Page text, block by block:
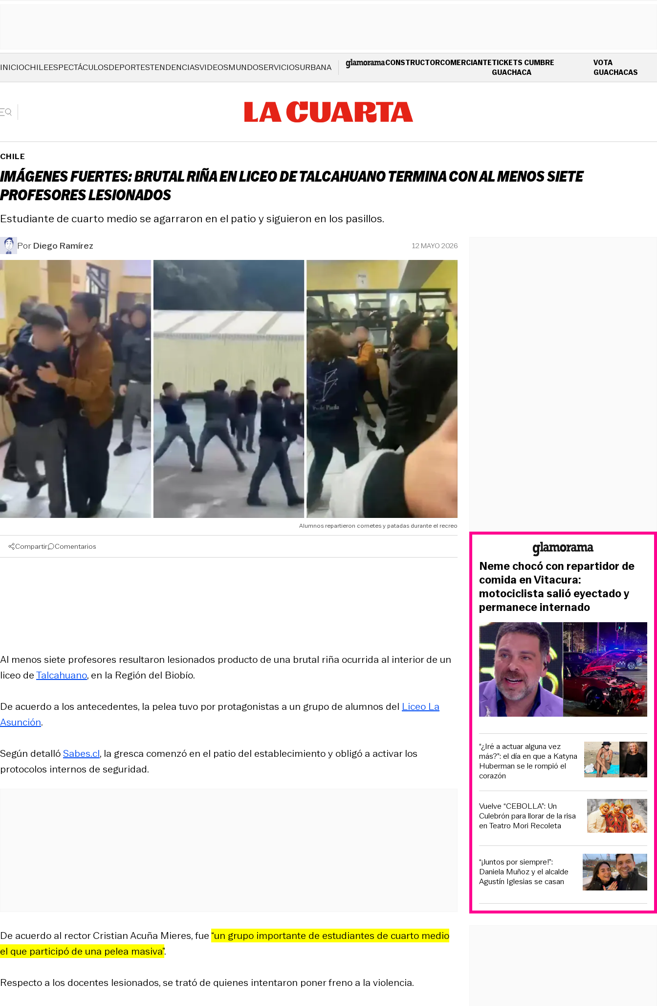
INICIOCHILEESPECTÁCULOSDEPORTESTENDENCIASVIDEOSMUNDOSERVICIOSURBANA CONSTRUCTORCOMERCIANTETICKETS CUMBRE
GUACHACAOPENS IN NEW WINDOW
VOTA
GUACHACAS
CHILE
IMÁGENES FUERTES: BRUTAL RIÑA EN LICEO DE TALCAHUANO TERMINA CON AL MENOS SIETE
PROFESORES LESIONADOS
Estudiante de cuarto medio se agarraron en el patio y siguieron en los pasillos.
PorDiego Ramírez 12 MAYO 2026
Alumnos repartieron cornetes y patadas durante el recreo
Compartir Comentarios
Al menos siete profesores resultaron lesionados producto de una brutal riña ocurrida al interior de un
liceo deTalcahuano, en la Región del Biobío.
De acuerdo a los antecedentes, la pelea tuvo por protagonistas a un grupo de alumnos del Liceo La
Asunción.
Según detallóSabes.cl, la gresca comenzó en el patio del establecimiento y obligó a activar los
protocolos internos de seguridad.
De acuerdo al rector Cristian Acuña Mieres, fue “un grupo importante de estudiantes de cuarto medio
el que participó de una pelea masiva”.
Respecto a los docentes lesionados, se trató de quienes intentaron poner freno a la violencia.
Neme chocó con repartidor de
comida en Vitacura:
motociclista salió eyectado y
permanece internado
“¿Iré a actuar alguna vez
más?”: el día en que a Katyna
Huberman se le rompió el
corazón
Vuelve “CEBOLLA”: Un
Culebrón para llorar de la risa
en Teatro Mori Recoleta
“¡Juntos por siempre!”:
Daniela Muñoz y el alcalde
Agustín Iglesias se casan